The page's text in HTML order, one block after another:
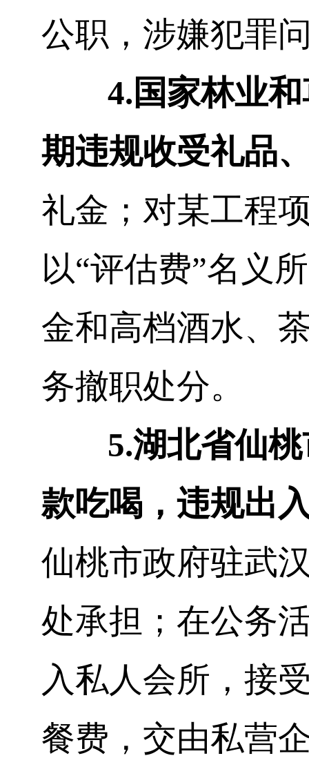
公职，涉嫌犯罪
4. 国家林业
期违规收受礼品
礼金；对某工程
以“评估费”名义
金和高档酒水、
务撤职处分。
5.湖北省仙
款吃喝，违规出
仙桃市政府驻武
处承担；在公务
入私人会所，接
餐费，交由私营